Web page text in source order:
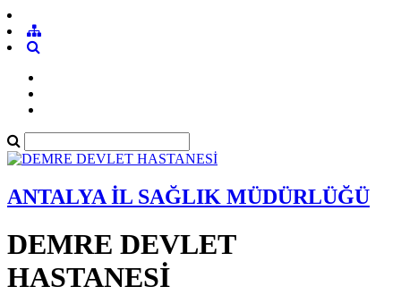
ANTALYA İL SAĞLIK MÜDÜRLÜĞÜ
DEMRE DEVLET
HASTANESİ